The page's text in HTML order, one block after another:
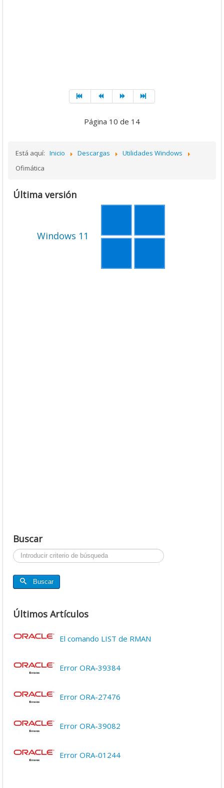
Página 10 de 14
Está aquí: Inicio Descargas
Utilidades Windows
Ofimática
Última versión
Windows 11
Buscar
Buscar...
Buscar
Últimos Artículos
El comando LIST de RMAN
Error ORA-39384
Error ORA-27476
Error ORA-39082
Error ORA-01244